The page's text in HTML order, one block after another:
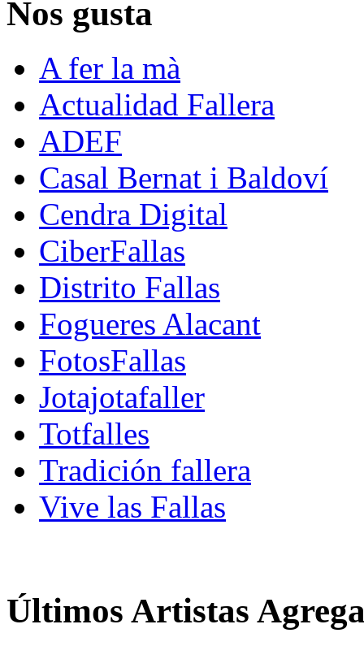
Nos gusta
A fer la mà
Actualidad Fallera
ADEF
Casal Bernat i Baldoví
Cendra Digital
CiberFallas
Distrito Fallas
Fogueres Alacant
FotosFallas
Jotajotafaller
Totfalles
Tradición fallera
Vive las Fallas
Últimos Artistas